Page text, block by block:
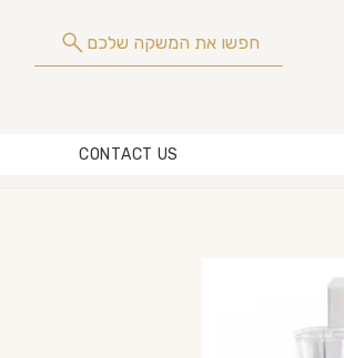
חפשו את המשקה שלכם
CONTACT US